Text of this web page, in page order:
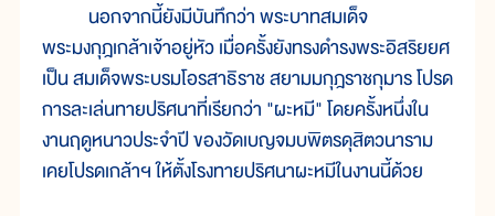
นอกจากนี้ยังมีบันทึกว่า พระบาทสมเด็จ
พระมงกุฎเกล้าเจ้าอยู่หัว เมื่อครั้งยังทรงดำรงพระอิสริยยศ
เป็น สมเด็จพระบรมโอรสาธิราช สยามมกุฎราชกุมาร โปรด
การละเล่นทายปริศนาที่เรียกว่า "ผะหมี" โดยครั้งหนึ่งใน
งานฤดูหนาวประจำปี ของวัดเบญจมบพิตรดุสิตวนาราม
เคยโปรดเกล้าฯ ให้ตั้งโรงทายปริศนาผะหมีในงานนี้ด้วย